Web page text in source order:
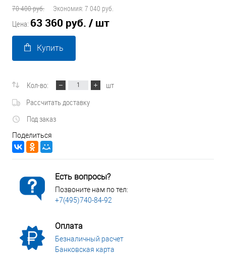
70 400 руб. Экономия: 7 040 руб.
Цена: 63 360 руб. / шт
Купить
Кол-во:
шт
Рассчитать доставку
Под заказ
Поделиться
Есть вопросы?
Позвоните нам по тел:
+7(495)740-84-92
Оплата
Безналичный расчет
Банковская карта